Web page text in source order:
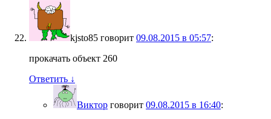
kjsto85 говорит 09.08.2015 в 05:57:
прокачать объект 260
Ответить ↓
Виктор говорит 09.08.2015 в 16:40: